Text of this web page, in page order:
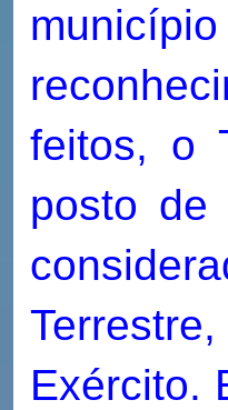
feitos, o
posto de
Exército.